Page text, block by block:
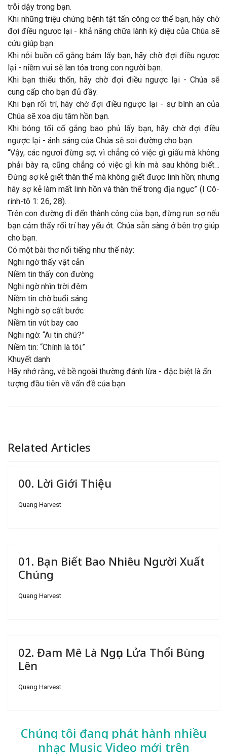
trỗi dậy trong bạn.
Khi những triệu chứng bệnh tật tấn công cơ thể bạn, hãy chờ
đợi điều ngược lại - khả năng chữa lành kỳ diệu của Chúa sẽ
cứu giúp bạn.
Khi nỗi buồn cố gắng bám lấy bạn, hãy chờ đợi điều ngược
lại - niềm vui sẽ lan tỏa trong con người bạn.
Khi bạn thiếu thốn, hãy chờ đợi điều ngược lại - Chúa sẽ
cung cấp cho bạn đủ đầy.
Khi bạn rối trí, hãy chờ đợi điều ngược lại - sự bình an của
Chúa sẽ xoa dịu tâm hồn bạn.
Khi bóng tối cố gắng bao phủ lấy bạn, hãy chờ đợi điều
ngược lại - ánh sáng của Chúa sẽ soi đường cho bạn.
“Vậy, các ngươi đừng sợ; vì chẳng có việc gì giấu mà không
phải bày ra, cũng chẳng có việc gì kín mà sau không biết…
Đừng sợ kẻ giết thân thể mà không giết được linh hồn; nhưng
hãy sợ kẻ làm mất linh hồn và thân thể trong địa ngục” (I Cô-
rinh-tô 1: 26, 28).
Trên con đường đi đến thành công của bạn, đừng run sợ nếu
bạn cảm thấy rối trí hay yếu ớt. Chúa sẵn sàng ở bên trợ giúp
cho bạn.
Có một bài thơ nổi tiếng như thế này:
Nghi ngờ thấy vật cản
Niềm tin thấy con đường
Nghi ngờ nhìn trời đêm
Niềm tin chờ buổi sáng
Nghi ngờ sợ cất bước
Niềm tin vút bay cao
Nghi ngờ: “Ai tin chứ?”
Niềm tin: “Chính là tôi.”
Khuyết danh
Hãy nhớ rằng, vẻ bề ngoài thường đánh lừa - đặc biệt là ấn
tượng đầu tiên về vấn đề của bạn.
Related Articles
00. Lời Giới Thiệu
Quang Harvest
01. Bạn Biết Bao Nhiêu Người Xuất
Chúng
Quang Harvest
02. Đam Mê Là Ngọn Lửa Thổi Bùng
Lên
Quang Harvest
Chúng tôi đang phát hành nhiều
nhạc Music Video mới trên